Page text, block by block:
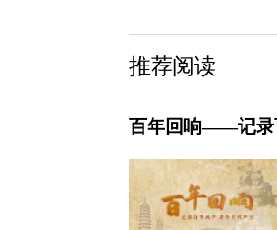
推荐阅读
百年回响——记录